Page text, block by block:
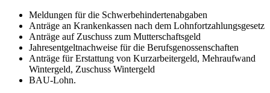
Meldungen für die Schwerbehindertenabgaben
Anträge an Krankenkassen nach dem Lohnfortzahlungsgesetz
Anträge auf Zuschuss zum Mutterschaftsgeld
Jahresentgeltnachweise für die Berufsgenossenschaften
Anträge für Erstattung von Kurzarbeitergeld, Mehraufwand
Wintergeld, Zuschuss Wintergeld
BAU-Lohn.